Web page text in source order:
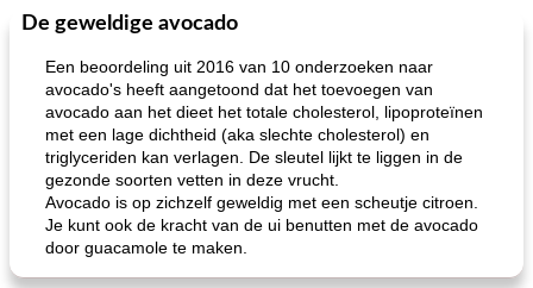
65min
Feestdagen en evenementen
de jamcake van Georgië tennessee
De geweldige avocado
Een beoordeling uit 2016 van 10 onderzoeken naar
avocado's heeft aangetoond dat het toevoegen van
avocado aan het dieet het totale cholesterol, lipoproteïnen
met een lage dichtheid (aka slechte cholesterol) en
triglyceriden kan verlagen. De sleutel lijkt te liggen in de
gezonde soorten vetten in deze vrucht.
Avocado is op zichzelf geweldig met een scheutje citroen.
Je kunt ook de kracht van de ui benutten met de avocado
door guacamole te maken.